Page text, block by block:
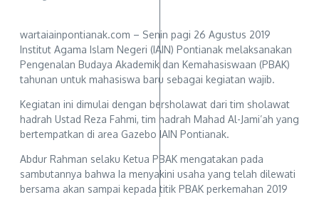
wartaiainpontianak.com – Senin pagi 26 Agustus 2019
Institut Agama Islam Negeri (IAIN) Pontianak melaksanakan
Pengenalan Budaya Akademik dan Kemahasiswaan (PBAK)
tahunan untuk mahasiswa baru sebagai kegiatan wajib.
Kegiatan ini dimulai dengan bersholawat dari tim sholawat
hadrah Ustad Reza Fahmi, tim hadrah Mahad Al-Jami’ah yang
bertempatkan di area Gazebo IAIN Pontianak.
Abdur Rahman selaku Ketua PBAK mengatakan pada
sambutannya bahwa Ia menyakini usaha yang telah dilewati
bersama akan sampai kepada titik PBAK perkemahan 2019